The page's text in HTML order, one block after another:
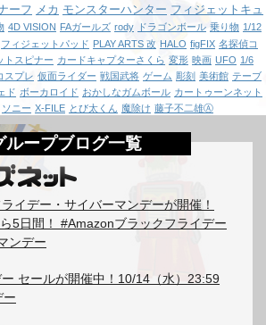
ーフ メカ モンスターハンター フィジェットキュ
4D VISION FAガールズ rody ドラゴンボール 乗り物 1/12
フィジェットパッド PLAY ARTS 改 HALO figFIX 名探偵コ
トスピナー カードキャプターさくら 変形 映画 UFO 1/6
スプレ 仮面ライダー 戦国武将 ゲーム 彫刻 美術館 テーブ
ド ボーカロイド おかしなガムボール カートゥーンネット
ソニー X-FILE とび太くん 魔除け 藤子不二雄Ⓐ
ループブログ一覧
イデー・サイバーマンデーが開催！
5日間！ #Amazonブラックフライデー
ンデー
セールが開催中！10/14（水）23:59
ー